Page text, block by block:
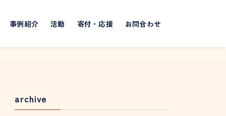
事例紹介 活動 寄付・応援 お問合わせ
archive